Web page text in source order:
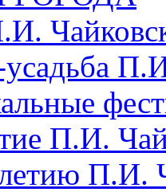
П.И.
П.И.